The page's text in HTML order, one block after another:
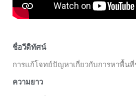
ชื่อวีดิทัศน์
การแก้โจทย์ปัญหาเกี่ยวกับการหาพื้นที่
ความยาว